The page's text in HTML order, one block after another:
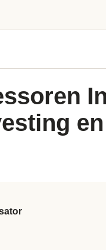
en